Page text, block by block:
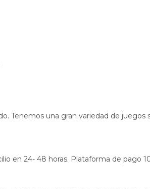
Tenemos una gran variedad de
en 24- 48 horas. Plataforma de pago